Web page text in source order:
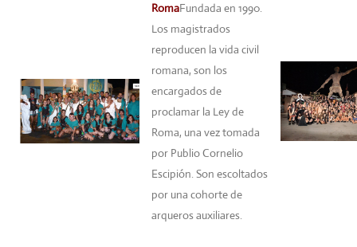
RomaFundada en 1990.
Los magistrados
reproducen la vida civil
romana, son los
encargados de
proclamar la Ley de
Roma, una vez tomada
por Publio Cornelio
Escipión. Son escoltados
por una cohorte de
arqueros auxiliares.